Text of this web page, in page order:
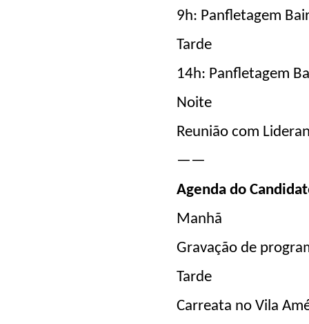
9h: Panfletagem
Tarde
14h: Panfletagem
Noite
Reunião com
——
Agenda do
Manhã
Gravação de
Tarde
Carreata no Vila